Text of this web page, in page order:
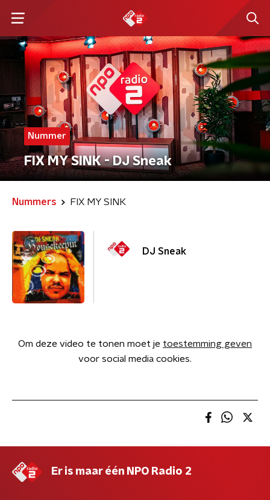
Nummer
FIX MY SINK - DJ Sneak
Nummers FIX MY SINK
DJ Sneak
Om deze video te tonen moet je toestemming geven
voor social media cookies.
Er is maar één NPO Radio 2